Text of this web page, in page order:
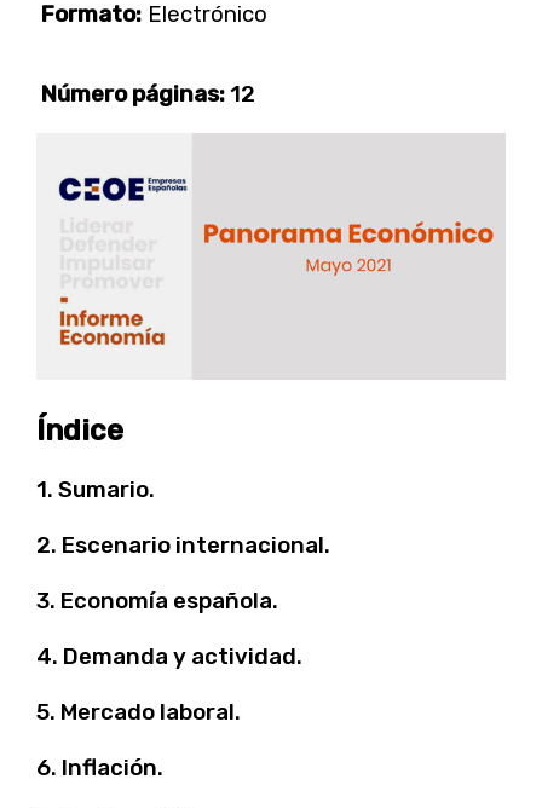
Formato: Electrónico
Número páginas:12
Índice
1. Sumario.
2. Escenario internacional.
3. Economía española.
4. Demanda y actividad.
5. Mercado laboral.
6. Inflación.